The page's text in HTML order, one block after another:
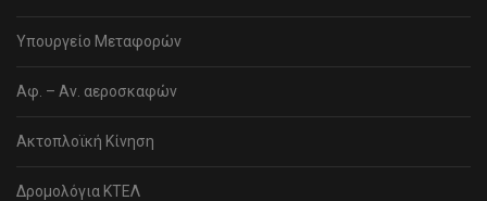
Υπουργείο Μεταφορών
Αφ. – Αν. αεροσκαφών
Ακτοπλοϊκή Κίνηση
Δρομολόγια ΚΤΕΛ